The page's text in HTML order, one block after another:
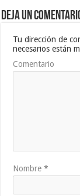
Deja un
Tu dirección de
necesarios están
Comentario
Nombre*